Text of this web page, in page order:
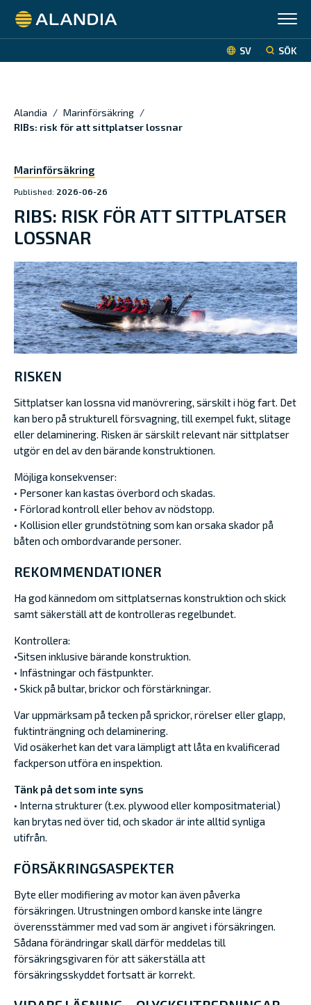
Alandia
SV SÖK
Alandia / Marinförsäkring /
RIBs: risk för att sittplatser lossnar
Marinförsäkring
Published: 2026-06-26
RIBS: RISK FÖR ATT SITTPLATSER
LOSSNAR
RISKEN
Sittplatser kan lossna vid manövrering, särskilt i hög fart. Det
kan bero på strukturell försvagning, till exempel fukt, slitage
eller delaminering. Risken är särskilt relevant när sittplatser
utgör en del av den bärande konstruktionen.
Möjliga konsekvenser:
• Personer kan kastas överbord och skadas.
• Förlorad kontroll eller behov av nödstopp.
• Kollision eller grundstötning som kan orsaka skador på
båten och ombordvarande personer.
REKOMMENDATIONER
Ha god kännedom om sittplatsernas konstruktion och skick
samt säkerställ att de kontrolleras regelbundet.
Kontrollera:
•Sitsen inklusive bärande konstruktion.
• Infästningar och fästpunkter.
• Skick på bultar, brickor och förstärkningar.
Var uppmärksam på tecken på sprickor, rörelser eller glapp,
fuktinträngning och delaminering.
Vid osäkerhet kan det vara lämpligt att låta en kvalificerad
fackperson utföra en inspektion.
Tänk på det som inte syns
• Interna strukturer (t.ex. plywood eller kompositmaterial)
kan brytas ned över tid, och skador är inte alltid synliga
utifrån.
FÖRSÄKRINGSASPEKTER
Byte eller modifiering av motor kan även påverka
försäkringen. Utrustningen ombord kanske inte längre
överensstämmer med vad som är angivet i försäkringen.
Sådana förändringar skall därför meddelas till
försäkringsgivaren för att säkerställa att
försäkringsskyddet fortsatt är korrekt.